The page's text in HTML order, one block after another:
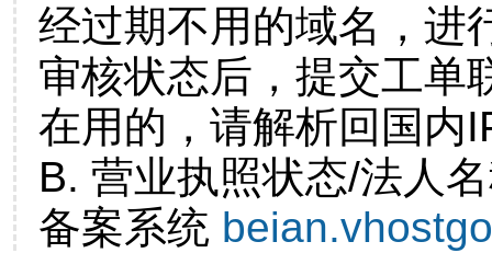
经过期不用的域名，进
审核状态后，提交工单
在用的，请解析回国内
B. 营业执照状态/法人
备案系统